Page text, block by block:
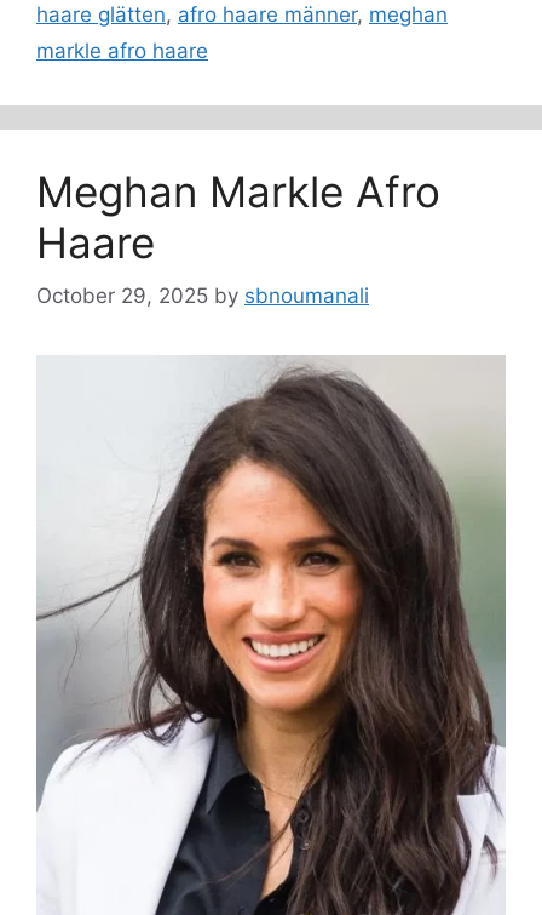
haare glätten, afro haare männer, meghan
markle afro haare
Meghan Markle Afro
Haare
October 29, 2025 by sbnoumanali